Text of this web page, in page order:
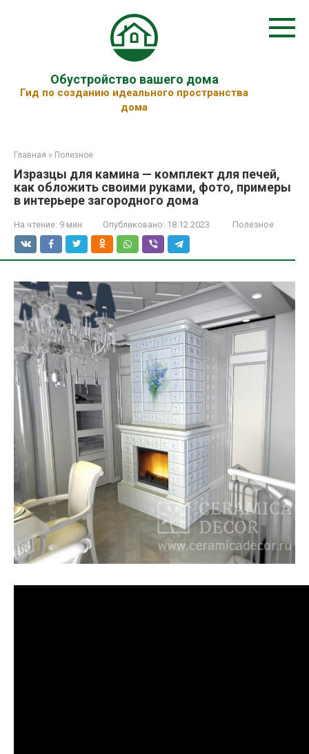
Обустройство вашего дома
Гид по созданию идеального пространства
дома
Главная » Полезное
Изразцы для камина — комплект для печей,
как обложить своими руками, фото, примеры
в интерьере загородного дома
На чтение: 9 мин Опубликовано: 18.12.2023 Полезное